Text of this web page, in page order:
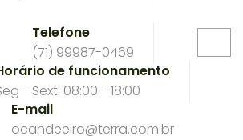
Telefone
(71) 99987-0469
de funcionamento
- Sext: 08:00 - 18:00
E-mail
ocandeeiro@terra.com.br